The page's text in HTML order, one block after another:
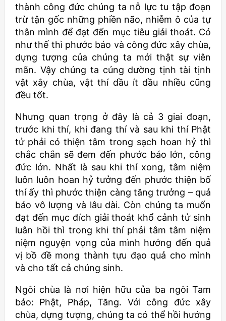
thành công đức chúng ta nỗ lực tu tập đoạn
trừ tận gốc những phiền não, nhiễm ô của tự
thân mình để đạt đến mục tiêu giải thoát. Có
như thế thì phước báo và công đức xây chùa,
dựng tượng của chúng ta mới thật sự viên
mãn. Vậy chúng ta cúng dường tịnh tài tịnh
vật xây chùa, vật thí dầu ít dầu nhiều cũng
đều tốt.
Nhưng quan trọng ở đây là cả 3 giai đoạn,
trước khi thí, khi đang thí và sau khi thí Phật
tử phải có thiện tâm trong sạch hoan hỷ thì
chắc chắn sẽ đem đến phước báo lớn, công
đức lớn. Nhất là sau khi thí xong, tâm niệm
luôn luôn hoan hỷ tưởng đến phước thiện bố
thí ấy thì phước thiện càng tăng trưởng – quả
báo vô lượng và lâu dài. Còn chúng ta muốn
đạt đến mục đích giải thoát khổ cảnh tử sinh
luân hồi thì trong khi thí phải tâm tâm niệm
niệm nguyện vọng của mình hướng đến quả
vị bồ đề mong thành tựu đạo quả cho mình
và cho tất cả chúng sinh.
Ngôi chùa là nơi hiện hữu của ba ngôi Tam
bảo: Phật, Pháp, Tăng. Với công đức xây
chùa, dựng tượng, chúng ta có thể hồi hướng